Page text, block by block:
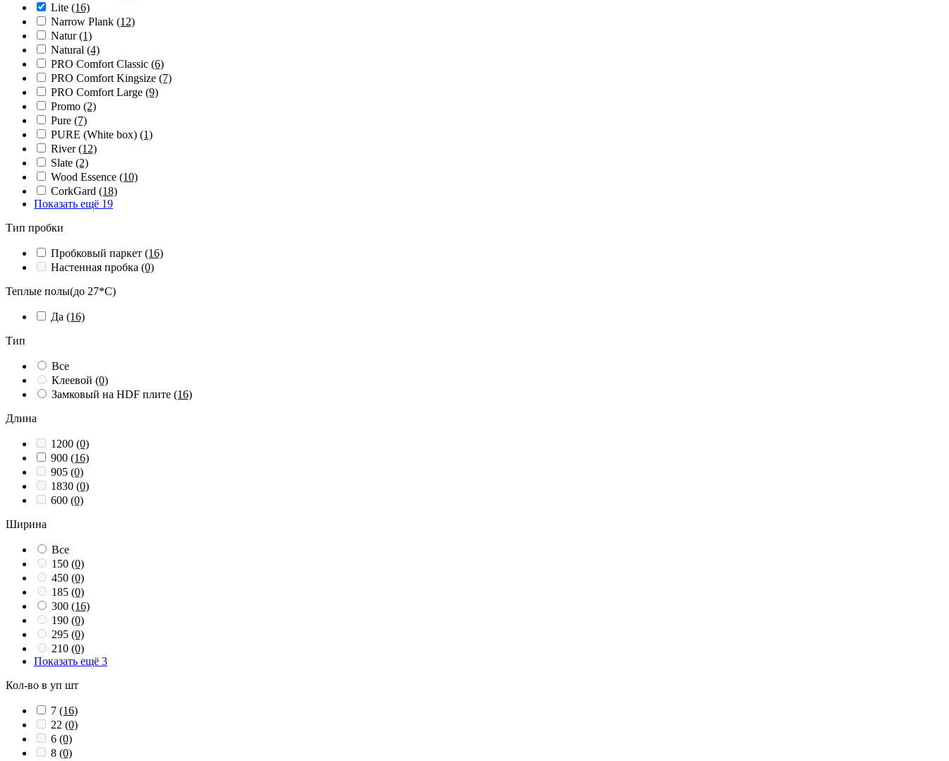
Lite (16)
Narrow Plank (12)
Natur(1)
Natural (4)
PRO Comfort Classic (6)
PRO Comfort Kingsize (7)
PRO Comfort Large (9)
Promo (2)
Pure (7)
PURE (White box) (1)
River(12)
Slate (2)
Wood Essence (10)
СorkGard (18)
Показать ещё 19
Тип пробки
Пробковый паркет (16)
Настенная пробка (0)
Теплые полы(до 27*С)
Да (16)
Тип
Все
Клеевой (0)
Замковый на HDF плите (16)
Длина
1200 (0)
900 (16)
905 (0)
1830 (0)
600 (0)
Ширина
Все
150 (0)
450 (0)
185 (0)
300 (16)
190 (0)
295 (0)
210 (0)
Показать ещё 3
Кол-во в уп шт
7 (16)
22 (0)
6 (0)
8 (0)